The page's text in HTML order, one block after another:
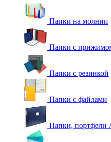
Папки на молнии
Папки с
Папки с резинкой
Папки с файлами
Папки, портфели